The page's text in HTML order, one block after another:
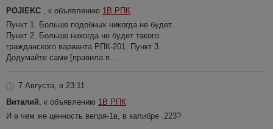
POJIEKC
, к объявлению 1В РПК
Пункт 1. Больше подобных никогда не будет.
Пункт 2. Больше никогда не будет такого
гражданского варианта РПК-201. Пункт 3.
Додумайте сами [правила п...
7 Августа, в 23:11
Виталий , к объявлению 1В РПК
И в чем же ценность вепря-1в, в калибре .223?